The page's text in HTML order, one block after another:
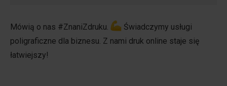
Mówią o nas #ZnaniZdruku.
Świadczymy usługi
poligraficzne dla biznesu. Z nami druk online staje się
łatwiejszy!